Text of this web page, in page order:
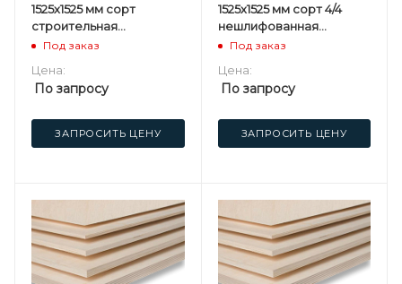
1525х1525 мм сорт
строительная
нешлифованная
Под заказ
Цена:
По запросу
ЗАПРОСИТЬ ЦЕНУ
1525х1525 мм сорт 4/4
нешлифованная
березовая
Под заказ
Цена:
По запросу
ЗАПРОСИТЬ ЦЕНУ